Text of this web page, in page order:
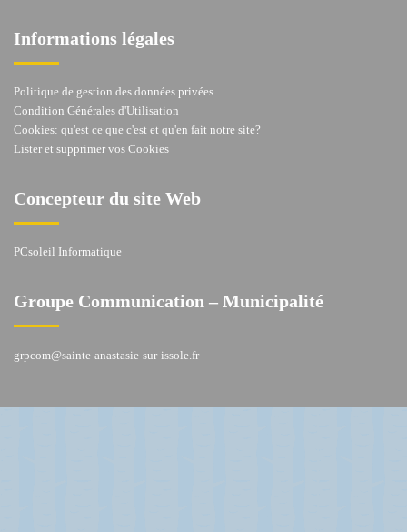
Informations légales
Politique de gestion des données privées
Condition Générales d'Utilisation
Cookies: qu'est ce que c'est et qu'en fait notre site?
Lister et supprimer vos Cookies
Concepteur du site Web
PCsoleil Informatique
Groupe Communication – Municipalité
grpcom@sainte-anastasie-sur-issole.fr